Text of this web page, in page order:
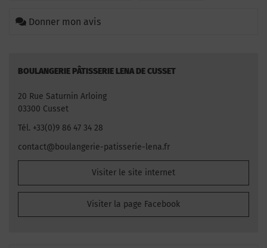
Donner mon avis
BOULANGERIE PÂTISSERIE LENA DE CUSSET
20 Rue Saturnin Arloing
03300 Cusset
Tél. +33(0)9 86 47 34 28
contact@boulangerie-patisserie-lena.fr
Visiter le site internet
Visiter la page Facebook